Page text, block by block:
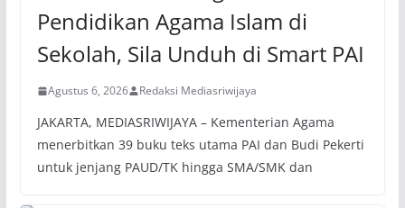
Pendidikan Agama Islam di
Sekolah, Sila Unduh di Smart PAI
Agustus 6, 2026 Redaksi Mediasriwijaya
JAKARTA, MEDIASRIWIJAYA – Kementerian Agama
menerbitkan 39 buku teks utama PAI dan Budi Pekerti
untuk jenjang PAUD/TK hingga SMA/SMK dan